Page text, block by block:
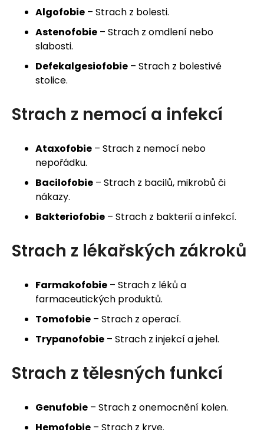
Algofobie – Strach z bolesti.
Astenofobie – Strach z omdlení nebo
slabosti.
Defekalgesiofobie – Strach z bolestivé
stolice.
Strach z nemocí a infekcí
Ataxofobie – Strach z nemocí nebo
nepořádku.
Bacilofobie – Strach z bacilů, mikrobů či
nákazy.
Bakteriofobie – Strach z bakterií a infekcí.
Strach z lékařských zákroků
Farmakofobie – Strach z léků a
farmaceutických produktů.
Tomofobie – Strach z operací.
Trypanofobie – Strach z injekcí a jehel.
Strach z tělesných funkcí
Genufobie – Strach z onemocnění kolen.
Hemofobie – Strach z krve.
u
e